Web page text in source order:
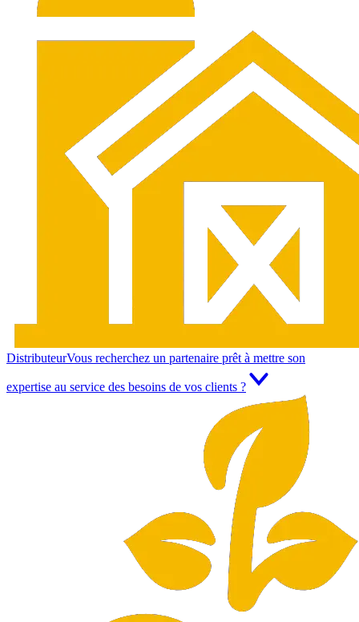
DistributeurVous recherchez un partenaire prêt à mettre son
expertise au service des besoins de vos clients ?